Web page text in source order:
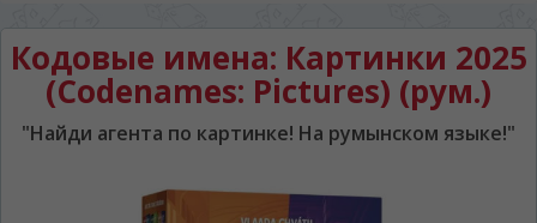
Кодовые имена: Картинки 2025
(Codenames: Pictures) (рум.)
"Найди агента по картинке! На румынском языке!"